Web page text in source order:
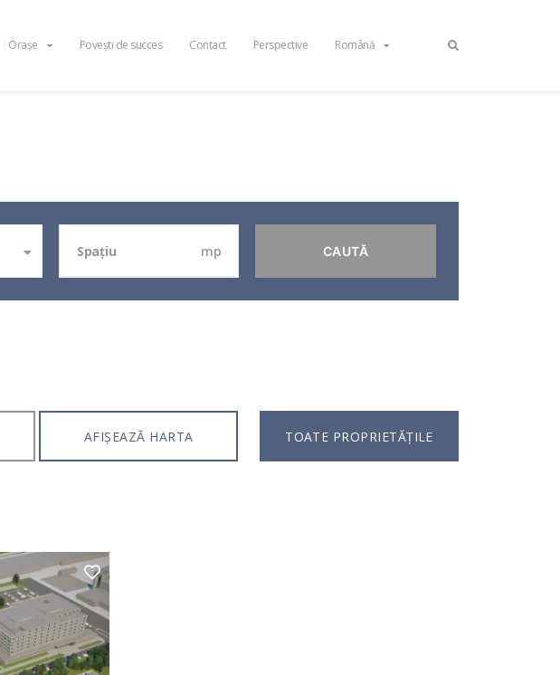
Orașe Povești de succes Contact Perspective Română
mp
AFIȘEAZĂ HARTA TOATE PROPRIETĂȚILE